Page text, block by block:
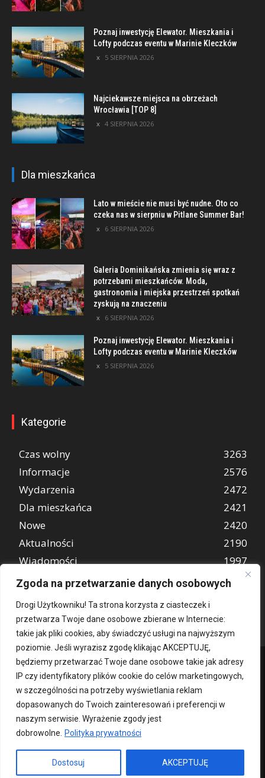
Zgoda na przetwarzanie danych osobowych
Drogi Użytkowniku! Ta strona korzysta z ciasteczek i
przetwarza Twoje dane osobowe zbierane w Internecie:
takie jak pliki cookies, aby świadczyć usługi na najwyższym
poziomie. Jeśli wyrazisz zgodę klikając AKCEPTUJĘ,
będziemy przetwarzać Twoje dane osobowe takie jak adresy
IP czy identyfikatory plików cookie do celów marketingowych,
w szczególności na potrzeby wyświetlania reklam
dopasowanych do Twoich zainteresowań i preferencji w
naszym serwisie. Wyrażenie zgody jest
dobrowolne.
Polityka prywatności
Dostosuj AKCEPTUJĘ
Poznaj inwestycję Elewator. Mieszkania i
Lofty podczas eventu w Marinie Kleczków
5 SIERPNIA 2026
Najciekawsze miejsca na obrzeżach
Wrocławia [TOP 8]
4 SIERPNIA 2026
Dla mieszkańca
Lato w mieście nie musi być nudne. Oto co
czeka nas w sierpniu w Pitlane Summer Bar!
6 SIERPNIA 2026
Galeria Dominikańska zmienia się wraz z
potrzebami mieszkańców. Moda,
gastronomia i miejska przestrzeń spotkań
zyskują na znaczeniu
6 SIERPNIA 2026
Poznaj inwestycję Elewator. Mieszkania i
Lofty podczas eventu w Marinie Kleczków
5 SIERPNIA 2026
Kategorie
Czas wolny
3263
Informacje
2576
Wydarzenia
2472
Dla mieszkańca
2421
Nowe
2420
Aktualności
2190
Wiadomości
1997
REKLAMA
849
Kontakt O nas Patronat medialny